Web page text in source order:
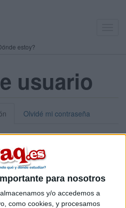
para nosotros
almacenamos y/o accedemos a
como cookies, y procesamos
estoy?
usuario
Olvidé mi contraseña
tu nombre de usuario o tu